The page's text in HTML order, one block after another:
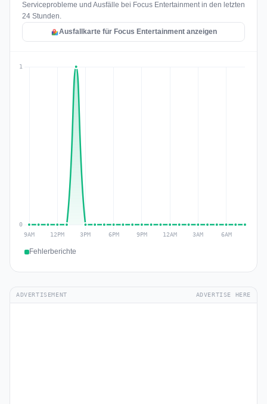
Serviceprobleme und Ausfälle bei Focus Entertainment in den letzten
24 Stunden.
Ausfallkarte für Focus Entertainment anzeigen
Fehlerberichte
ADVERTISEMENT ADVERTISE HERE